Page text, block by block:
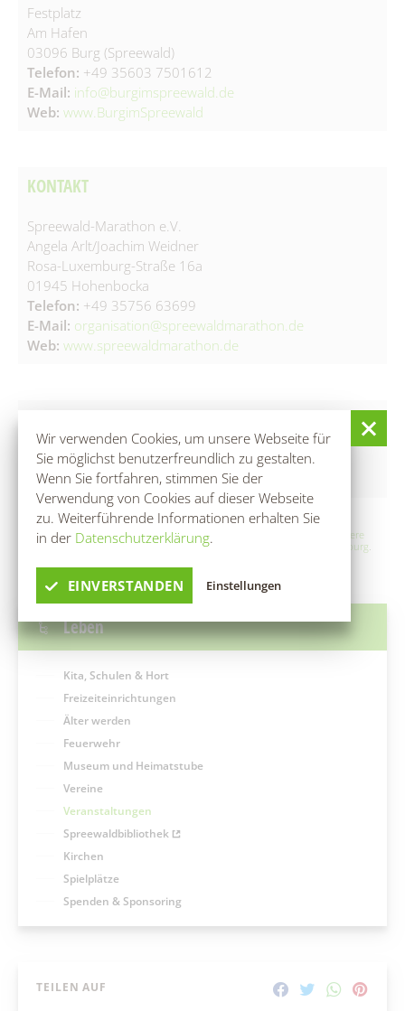
Fundtiere
Zahlen & Statistik
Formularservice
Spielplätze
Spenden & Sponsoring
Tourismus
Wir verwenden Cookies, um unsere Webseite für
Sie möglichst benutzerfreundlich zu gestalten.
Wenn Sie fortfahren, stimmen Sie der
Verwendung von Cookies auf dieser Webseite
zu. Weiterführende Informationen erhalten Sie
in der Datenschutzerklärung.
EINVERSTANDEN Einstellungen
Festplatz
Am Hafen
03096 Burg (Spreewald)
Telefon: +49 35603 7501612
E-Mail: info@burgimspreewald.de
Web: www.BurgimSpreewald
KONTAKT
Spreewald-Marathon e.V.
Angela Arlt/Joachim Weidner
Rosa-Luxemburg-Straße 16a
01945 Hohenbocka
Telefon: +49 35756 63699
E-Mail: organisation@spreewaldmarathon.de
Web: www.spreewaldmarathon.de
Startgebühr
Ein Service der TMB Tourismus-Marketing Brandenburg GmbH:
Weitere
Informationen zu Reisen, Ausflügen und Veranstaltungen in Brandenburg.
Leben
Kita, Schulen & Hort
Freizeiteinrichtungen
Älter werden
Feuerwehr
Museum und Heimatstube
Vereine
Veranstaltungen
Spreewaldbibliothek
Kirchen
Spielplätze
Spenden & Sponsoring
TEILEN AUF